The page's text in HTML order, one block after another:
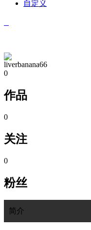
自定义
liverbanana66
0
作品
0
关注
0
粉丝
简介